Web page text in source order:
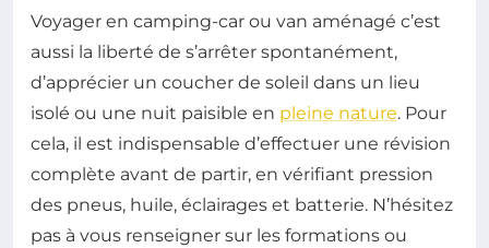
Voyager en camping-car ou van aménagé c’est
aussi la liberté de s’arrêter spontanément,
d’apprécier un coucher de soleil dans un lieu
isolé ou une nuit paisible en pleine nature. Pour
cela, il est indispensable d’effectuer une révision
complète avant de partir, en vérifiant pression
des pneus, huile, éclairages et batterie. N’hésitez
pas à vous renseigner sur les formations ou